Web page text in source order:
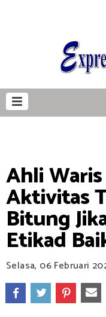
Ahli
Aktivitas
Bitung
Etikad
Selasa, 06 Februari